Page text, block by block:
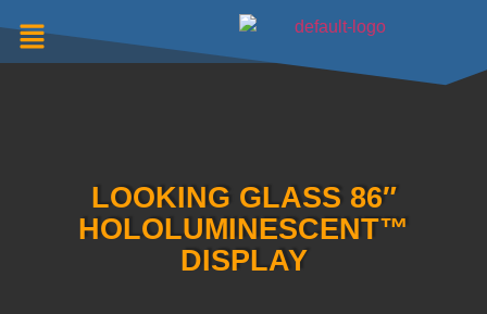
LOOKING GLASS 86″
HOLOLUMINESCENT™
DISPLAY